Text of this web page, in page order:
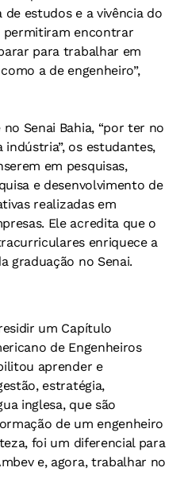
estudos e a vivência do
permitiram encontrar
para trabalhar em
a de engenheiro”,
Senai Bahia, “por ter no
os estudantes,
em pesquisas,
e desenvolvimento de
realizadas em
Ele acredita que o
enriquece a
graduação no Senai.
um Capítulo
de Engenheiros
aprender e
estratégia,
inglesa, que são
de um engenheiro
foi um diferencial para
e, agora, trabalhar no